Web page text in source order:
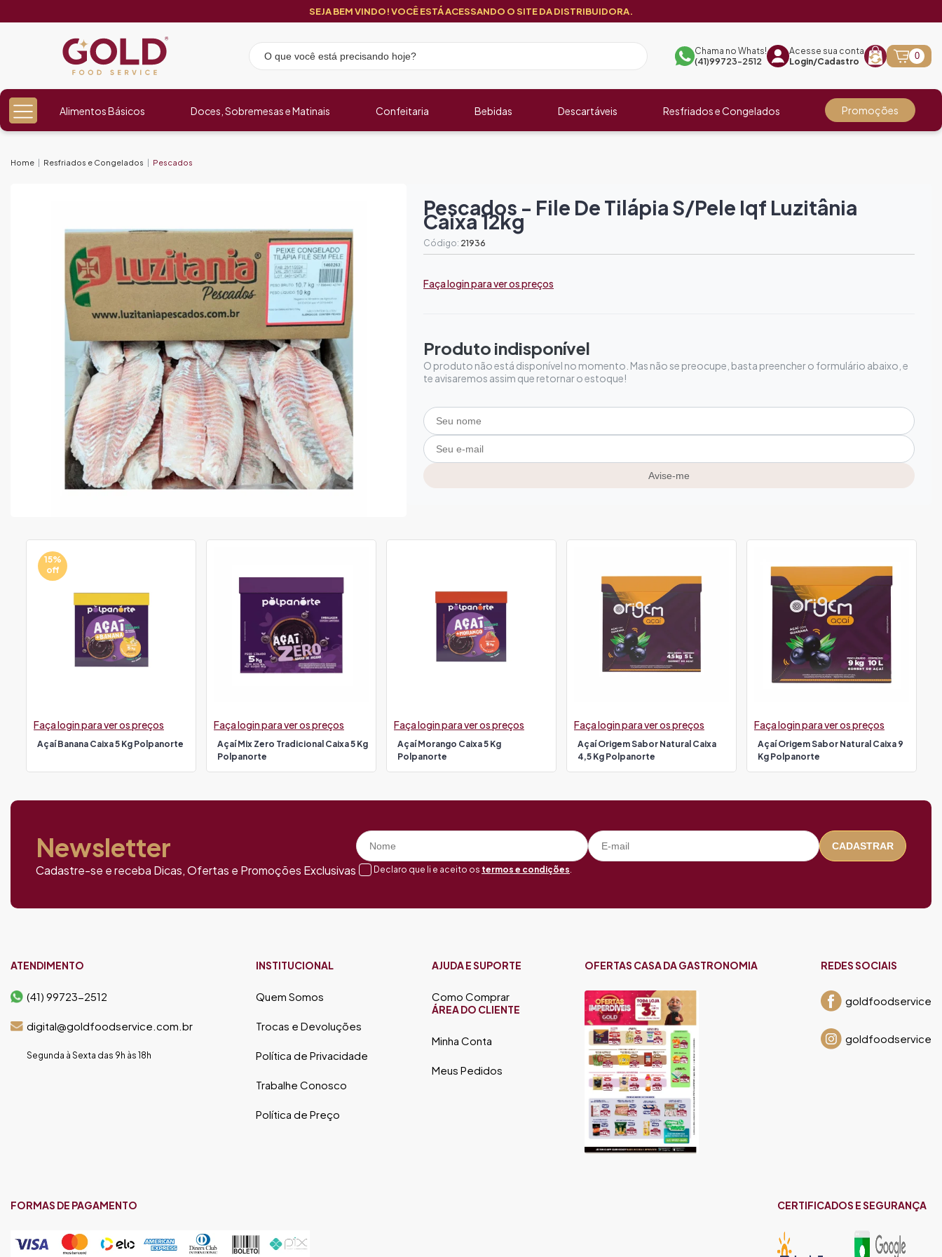
SEJA BEM VINDO! VOCÊ ESTÁ ACESSANDO O SITE DA DISTRIBUIDORA.
Chama no Whats!
(41)99723-2512
Acesse sua conta
Login/Cadastro
0
Alimentos Básicos Doces, Sobremesas e Matinais Confeitaria Bebidas Descartáveis Resfriados e Congelados Promoções
Home Resfriados e Congelados Pescados
Pescados - File De Tilápia S/pele Iqf Luzitânia
Caixa 12kg
Código: 21936
Faça login para ver os preços
Produto indisponível
O produto não está disponível no momento. Mas não se preocupe, basta preencher o formulário abaixo, e
te avisaremos assim que retornar o estoque!
Avise-me
15%
off
Açaí Banana Caixa 5 Kg Polpanorte
Faça login para ver os preços
Açaí Mix Zero Tradicional Caixa 5 Kg
Polpanorte
Faça login para ver os preços
Açaí Morango Caixa 5 Kg
Polpanorte
Faça login para ver os preços
Açaí Origem Sabor Natural Caixa
4,5 Kg Polpanorte
Faça login para ver os preços
Açaí Origem Sabor Natural Caixa 9
Kg Polpanorte
Faça login para ver os preços
Newsletter
Cadastre-se e receba Dicas, Ofertas e Promoções Exclusivas
CADASTRAR
Declaro que li e aceito os termos e condições.
ATENDIMENTO
(41) 99723-2512
digital@goldfoodservice.com.br
Segunda à Sexta das 9h às 18h
INSTITUCIONAL
Quem Somos
Trocas e Devoluções
Política de Privacidade
Trabalhe Conosco
Política de Preço
AJUDA E SUPORTE
Como Comprar
ÁREA DO CLIENTE
Minha Conta
Meus Pedidos
OFERTAS CASA DA GASTRONOMIA REDES SOCIAIS
goldfoodservice
goldfoodservice
FORMAS DE PAGAMENTO CERTIFICADOS E SEGURANÇA